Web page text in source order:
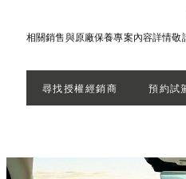
相關銷售與原廠保養專案內容詳情敬
尋找授權經銷商 預約試